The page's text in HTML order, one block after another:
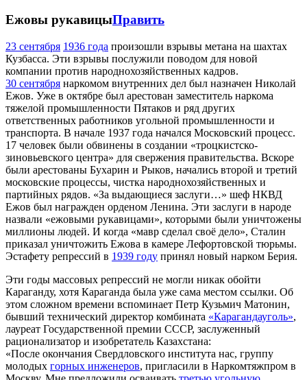
Ежовы рукавицыПравить
23 сентября 1936 года произошли взрывы метана на шахтах
Кузбасса. Эти взрывы послужили поводом для новой
компании против народнохозяйственных кадров.
30 сентября наркомом внутренних дел был назначен Николай
Ежов. Уже в октябре был арестован заместитель наркома
тяжелой промышленности Пятаков и ряд других
ответственных работников угольной промышленности и
транспорта. В начале 1937 года начался Московский процесс.
17 человек были обвинены в создании «троцкистско-
зиновьевского центра» для свержения правительства. Вскоре
были арестованы Бухарин и Рыков, начались второй и третий
московские процессы, чистка народнохозяйственных и
партийных рядов. «За выдающиеся заслуги…» шеф НКВД
Ежов был награжден орденом Ленина. Эти заслуги в народе
назвали «ежовыми рукавицами», которыми были уничтожены
миллионы людей. И когда «мавр сделал своё дело», Сталин
приказал уничтожить Ежова в камере Лефортовской тюрьмы.
Эстафету репрессий в 1939 году принял новый нарком Берия.
Эти годы массовых репрессий не могли никак обойти
Караганду, хотя Караганда была уже сама местом ссылки. Об
этом сложном времени вспоминает Петр Кузьмич Матонин,
бывший технический директор комбината «Карагандауголь»,
лауреат Государственной премии СССР, заслуженный
рационализатор и изобретатель Казахстана:
«После окончания Свердловского института нас, группу
молодых горных инженеров, пригласили в Наркомтяжпром в